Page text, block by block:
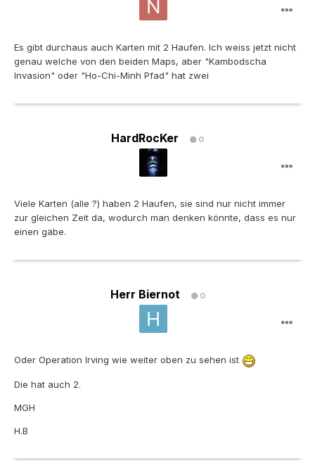
Es gibt durchaus auch Karten mit 2 Haufen. Ich weiss jetzt nicht
genau welche von den beiden Maps, aber "Kambodscha
Invasion" oder "Ho-Chi-Minh Pfad" hat zwei
HardRocKer 0
Viele Karten (alle ?) haben 2 Haufen, sie sind nur nicht immer
zur gleichen Zeit da, wodurch man denken könnte, dass es nur
einen gäbe.
Herr Biernot 0
Oder Operation Irving wie weiter oben zu sehen ist
Die hat auch 2.
MGH
H.B